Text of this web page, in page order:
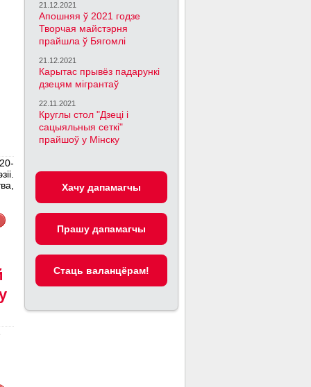
21.12.2021
Апошняя ў 2021 годзе
Творчая майстэрня
прайшла ў Бягомлі
21.12.2021
Карытас прывёз падарункі
дзецям мігрантаў
22.11.2021
Круглы стол "Дзеці і
сацыяльныя сеткі"
прайшоў у Мінску
Хачу дапамагчы
Прашу дапамагчы
Cтаць валанцёрам!